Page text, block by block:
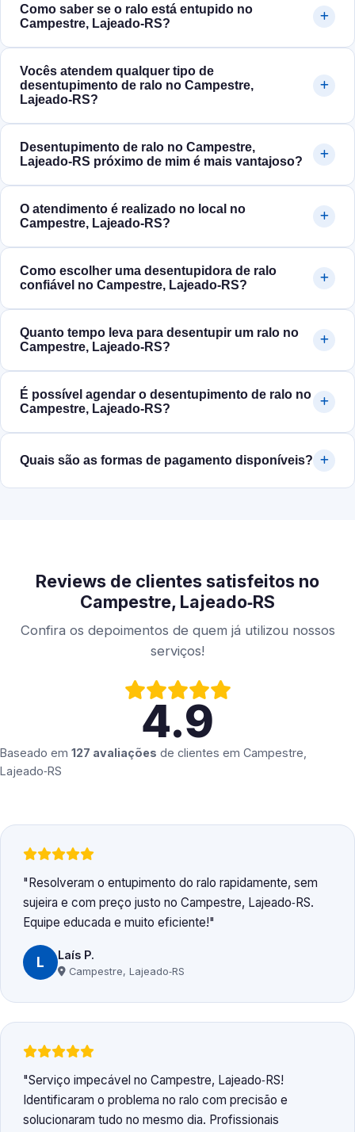
Como saber se o ralo está entupido no
Campestre, Lajeado‑RS?
Vocês atendem qualquer tipo de
desentupimento de ralo no Campestre,
Lajeado‑RS?
Desentupimento de ralo no Campestre,
Lajeado‑RS próximo de mim é mais vantajoso?
O atendimento é realizado no local no
Campestre, Lajeado‑RS?
Como escolher uma desentupidora de ralo
confiável no Campestre, Lajeado‑RS?
Quanto tempo leva para desentupir um ralo no
Campestre, Lajeado‑RS?
É possível agendar o desentupimento de ralo no
Campestre, Lajeado‑RS?
Quais são as formas de pagamento disponíveis?
Reviews de clientes satisfeitos no
Campestre, Lajeado‑RS
Confira os depoimentos de quem já utilizou nossos
serviços!
4.9
Baseado em 127 avaliações de clientes em Campestre,
Lajeado‑RS
Resolveram o entupimento do ralo rapidamente, sem
sujeira e com preço justo no Campestre, Lajeado‑RS.
Equipe educada e muito eficiente!
L Laís P.
Campestre, Lajeado‑RS
Serviço impecável no Campestre, Lajeado‑RS!
Identificaram o problema no ralo com precisão e
solucionaram tudo no mesmo dia. Profissionais